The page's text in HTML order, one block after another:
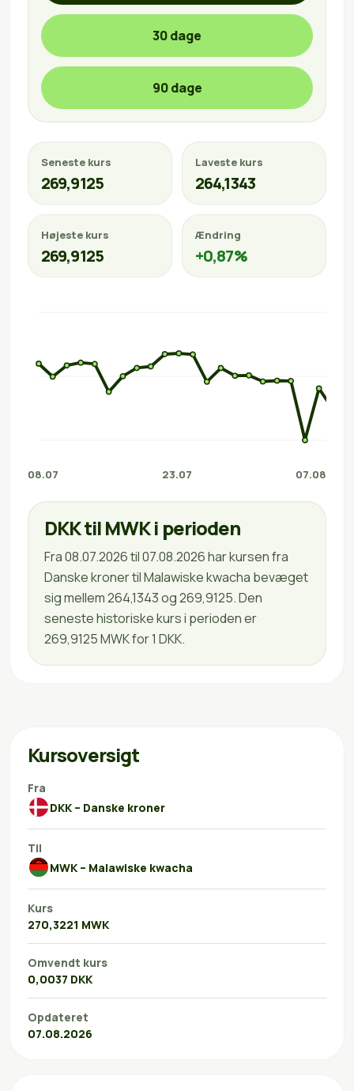
30 dage
90 dage
Seneste kurs
269,9125
Laveste kurs
264,1343
Højeste kurs
269,9125
Ændring
+0,87%
08.07 23.07 07.08
DKK til MWK i perioden
Fra 08.07.2026 til 07.08.2026 har kursen fra
Danske kroner til Malawiske kwacha bevæget
sig mellem 264,1343 og 269,9125. Den
seneste historiske kurs i perioden er
269,9125 MWK for 1 DKK.
Kursoversigt
Fra
DKK – Danske kroner
Til
MWK – Malawiske kwacha
Kurs
270,3221 MWK
Omvendt kurs
0,0037 DKK
Opdateret
07.08.2026